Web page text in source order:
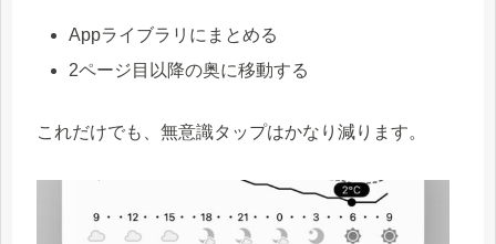
Appライブラリにまとめる
2ページ目以降の奥に移動する
これだけでも、無意識タップはかなり減ります。